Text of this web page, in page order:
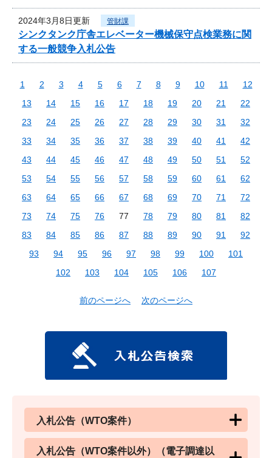
2024年3月8日更新 管財課
シンクタンク庁舎エレベーター機械保守点検業務に関
する一般競争入札公告
1 2 3 4 5 6 7 8 9 10 11
12
13
14 15 16 17 18 19 20 21
22
23
24 25 26 27 28 29 30 31
32
33
34 35 36 37 38 39 40 41
42
43
44 45 46 47 48 49 50 51
52
53
54 55 56 57 58 59 60 61
62
63
64 65 66 67 68 69 70 71
72
73
74 75 76 77 78 79 80 81
82
83
84 85 86 87 88 89 90 91
92
93
94 95 96 97 98 99 100
101
102
103 104 105 106 107
前のページへ 次のページへ
入札公告（WTO案件）
入札公告（WTO案件以外）（電子調達以